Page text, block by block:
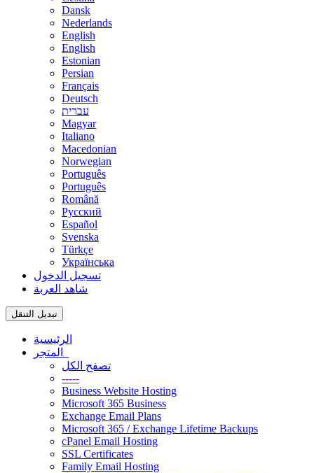
Dansk
Nederlands
English
English
Estonian
Persian
Français
Deutsch
עברית
Magyar
Italiano
Macedonian
Norwegian
Português
Português
Română
Русский
Español
Svenska
Türkçe
Українська
تسجيل الدخول
شاهد العربة
تبديل التنقل
الرئيسية
تصفح الكل
-----
Business Website Hosting
Microsoft 365 Business
Exchange Email Plans
Microsoft 365 / Exchange Lifetime Backups
cPanel Email Hosting
SSL Certificates
Family Email Hosting